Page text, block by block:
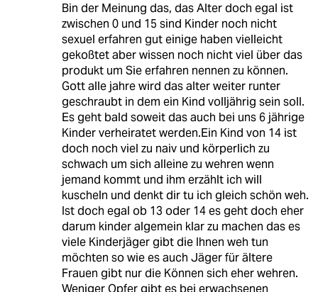
Bin der Meinung das, das Alter doch egal ist
zwischen 0 und 15 sind Kinder noch nicht
sexuel erfahren gut einige haben vielleicht
gekoßtet aber wissen noch nicht viel über das
produkt um Sie erfahren nennen zu können.
Gott alle jahre wird das alter weiter runter
geschraubt in dem ein Kind volljährig sein soll.
Es geht bald soweit das auch bei uns 6 jährige
Kinder verheiratet werden.Ein Kind von 14 ist
doch noch viel zu naiv und körperlich zu
schwach um sich alleine zu wehren wenn
jemand kommt und ihm erzählt ich will
kuscheln und denkt dir tu ich gleich schön weh.
Ist doch egal ob 13 oder 14 es geht doch eher
darum kinder algemein klar zu machen das es
viele Kinderjäger gibt die Ihnen weh tun
möchten so wie es auch Jäger für ältere
Frauen gibt nur die Können sich eher wehren.